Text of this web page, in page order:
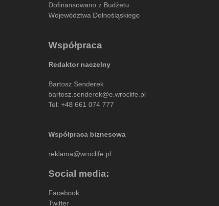
Dofinansowano z Budżetu
Województwa Dolnośląskiego
Współpraca
Redaktor naczelny
Bartosz Senderek
bartosz.senderek@e.wroclife.pl
Tel: +48 661 074 777
Współpraca biznesowa
reklama@wroclife.pl
Social media:
Facebook
Twitter